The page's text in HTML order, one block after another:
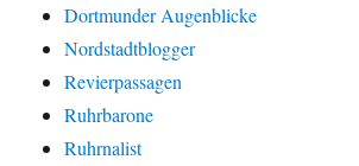
Dortmunder Augenblicke
Nordstadtblogger
Revierpassagen
Ruhrbarone
Ruhrnalist